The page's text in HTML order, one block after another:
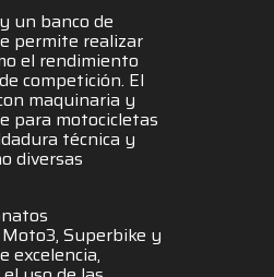
un banco de
permite realizar
el rendimiento
competición. El
maquinaria y
para motocicletas
técnica y
diversas
Superbike y
excelencia,